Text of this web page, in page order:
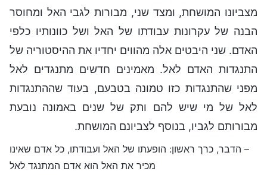
מצביונו המושחת, ומצד שני, מבורות לגבי האל ומחוסר
הבנה של עקרונות עבודתו של האל ושל כוונותיו כלפי
האדם. שני היבטים אלה מהווים יחדיו את ההיסטוריה של
התנגדות האדם לאל. מאמינים חדשים מתנגדים לאל
מפני שהתנגדות כזו טמונה בטבעם, בעוד שההתנגדות
לאל של מי שיש להם ותק של שנים באמונה נובעת
מבורותם לגביו, בנוסף לצביונם המושחת.
– הדבר, כרך ראשון: הופעתו של האל ועבודתו, כל אדם שאינו
מכיר את האל הוא אדם המתנגד לאל